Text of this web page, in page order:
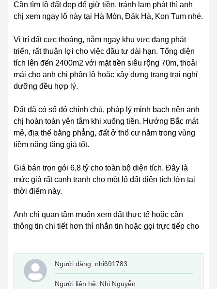
Cần tìm lô đất đẹp để giữ tiền, tránh lạm phát thì anh
chị xem ngay lô này tại Hà Mòn, Đăk Hà, Kon Tum nhé.
Vị trí đất cực thoáng, nằm ngay khu vực đang phát
triển, rất thuận lợi cho việc đầu tư dài hạn. Tổng diện
tích lên đến 2400m2 với mặt tiền siêu rộng 70m, thoải
mái cho anh chị phân lô hoặc xây dựng trang trại nghỉ
dưỡng đều hợp lý.
Đất đã có sổ đỏ chính chủ, pháp lý minh bạch nên anh
chị hoàn toàn yên tâm khi xuống tiền. Hướng Bắc mát
mẻ, địa thế bằng phẳng, đất ở thổ cư nằm trong vùng
tiềm năng tăng giá tốt.
Giá bán trọn gói 6,8 tỷ cho toàn bộ diện tích. Đây là
mức giá rất cạnh tranh cho một lô đất diện tích lớn tại
thời điểm này.
Anh chị quan tâm muốn xem đất thực tế hoặc cần
thông tin chi tiết hơn thì nhắn tin hoặc gọi trực tiếp cho
Người đăng: nhi691783
Người liên hệ: Nhi Nguyễn